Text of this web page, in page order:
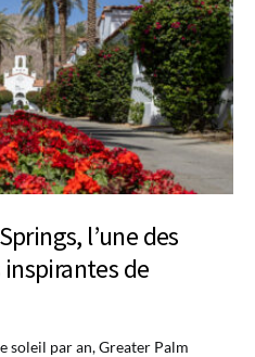
l’une des
de
soleil par an, Greater Palm